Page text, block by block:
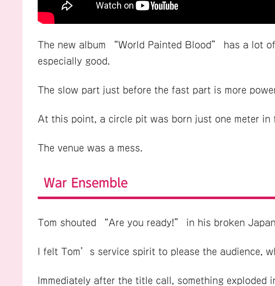
The new album “World Painted Blood” has a lot
especially good.
The slow part just before the fast part is more
At this point, a circle pit was born just one meter in
The venue was a mess.
War Ensemble
Tom shouted “Are you ready!” in his broken
I felt Tom’s service spirit to please the audience,
Immediately after the title call, something exploded